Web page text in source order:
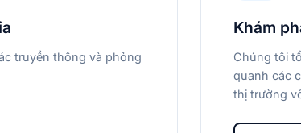
truyền thông và phỏng
Khám
Chúng tôi
quanh các
thị trường